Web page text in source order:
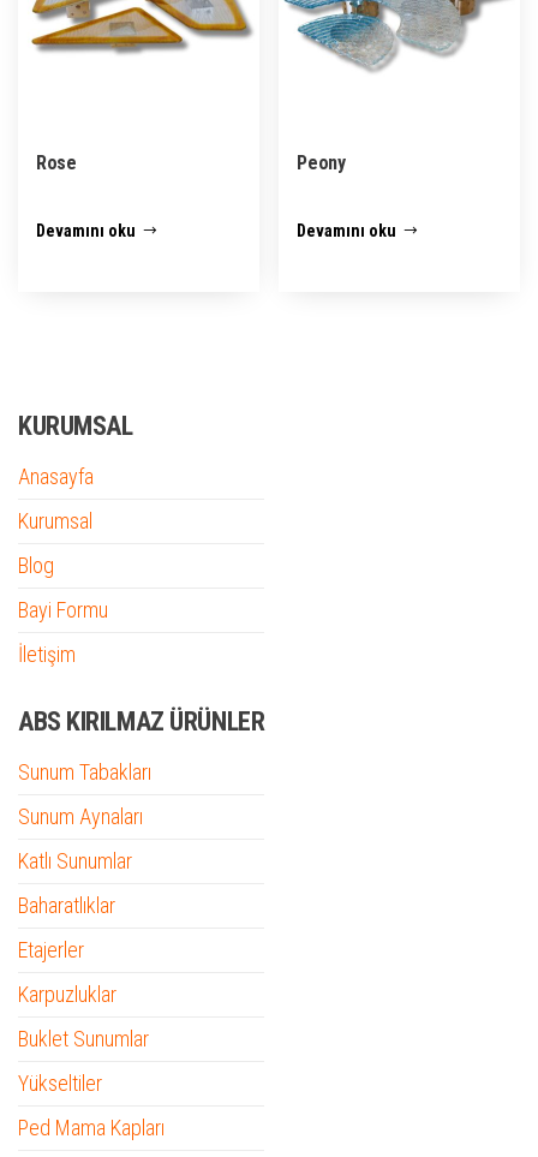
Rose
Devamını oku
Peony
Devamını oku
KURUMSAL
Anasayfa
Kurumsal
Blog
Bayi Formu
İletişim
ABS KIRILMAZ ÜRÜNLER
Sunum Tabakları
Sunum Aynaları
Katlı Sunumlar
Baharatlıklar
Etajerler
Karpuzluklar
Buklet Sunumlar
Yükseltiler
Ped Mama Kapları